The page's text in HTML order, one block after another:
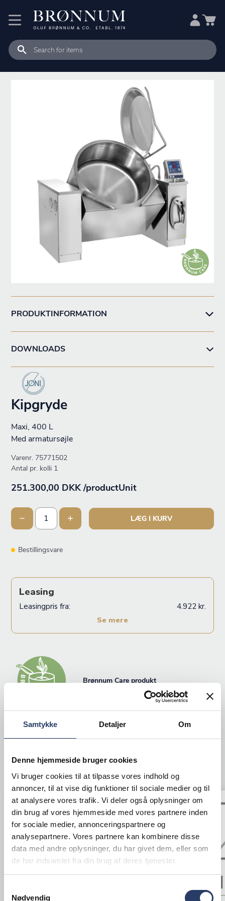
Samtykke Detaljer Om
Denne hjemmeside bruger cookies
Vi bruger cookies til at tilpasse vores indhold og
annoncer, til at vise dig funktioner til sociale medier og til
at analysere vores trafik. Vi deler også oplysninger om
din brug af vores hjemmeside med vores partnere inden
for sociale medier, annonceringspartnere og
analysepartnere. Vores partnere kan kombinere disse
data med andre oplysninger, du har givet dem, eller som
de har indsamlet fra din brug af deres tjenester.
Nødvendig
PRODUKTINFORMATION
DOWNLOADS
Kipgryde
Maxi, 400 L
Med armatursøjle
Varenr. 75771502
Antal pr. kolli 1
251.300,00 DKK /productUnit
LÆG I KURV
Bestillingsvare
Brønnum Care produkt
ANDRE KIGGEDE OGSÅ PÅ
Tilbud